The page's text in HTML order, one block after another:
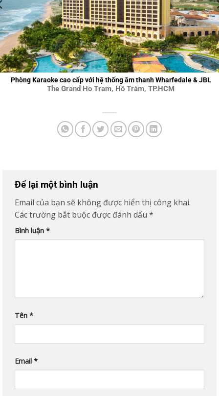
Phòng Karaoke cao cấp với hệ thống âm thanh Wharfedale & JBL
The Grand Ho Tram, Hồ Tràm, TP.HCM
Để lại một bình luận
Email của bạn sẽ không được hiển thị công khai.
Các trường bắt buộc được đánh dấu *
Bình luận *
Tên *
Email *